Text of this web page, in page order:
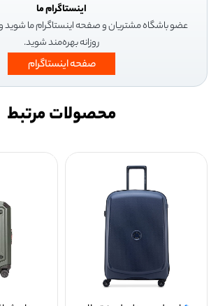
اینستاگرام ما
عضو باشگاه مشتریان و صفحه اینستاگرام ما
روزانه بهره‌مند شوید.
صفحه اینستاگرام
محصولات مرتبط